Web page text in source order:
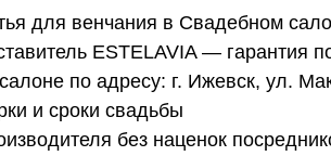
для венчания в Свадебном
ESTELAVIA — гарантия
по адресу: г. Ижевск, ул.
и сроки свадьбы
без наценок